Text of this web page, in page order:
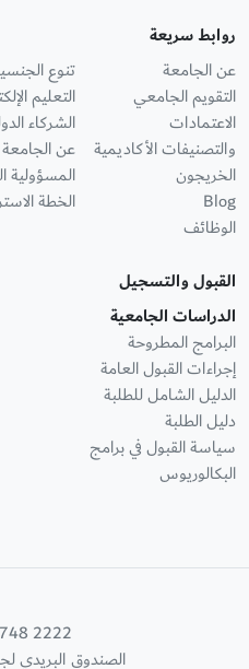
روابط سريعة
عن الجامعة
التقويم الجامعي
الاعتمادات
والتصنيفات الأكاديمية
الخريجون
Blog
الوظائف
تنوع
التعليم
الشركاء
عن الجامعة
المسؤولية
الخطة
القبول والتسجيل
الدراسات الجامعية
البرامج المطروحة
إجراءات القبول العامة
الدليل الشامل للطلبة
دليل الطلبة
سياسة القبول في برامج
البكالوريوس
2222
الصندوق البريدي